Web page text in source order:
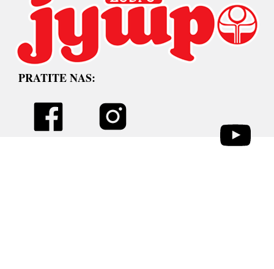
PRATITE NAS: